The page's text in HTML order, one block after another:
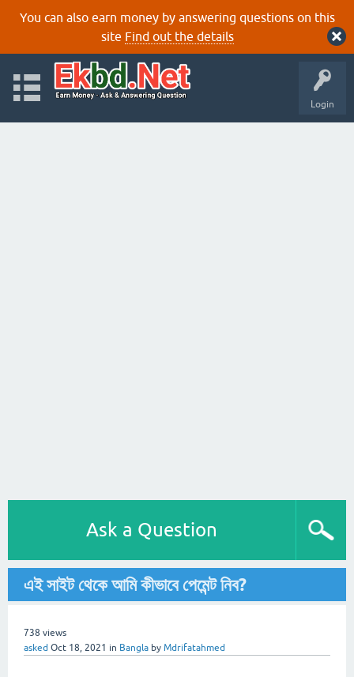
You can also earn money by answering questions on this
site Find out the details
Login
Ask a Question
এই সাইট থেকে আমি কীভাবে পেমেন্ট নিব?
738 views
asked Oct 18, 2021 in Bangla by Mdrifatahmed